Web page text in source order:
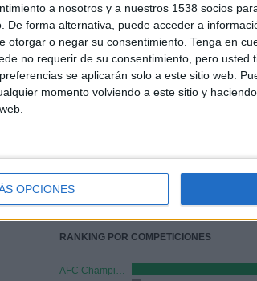
a nosotros y a nuestros 1538 socios
De forma alternativa, puede acceder a
otorgar o negar su consentimiento. Tenga en
no requerir de su consentimiento, pero usted
se aplicarán solo a este sitio web.
momento volviendo a este sitio y
OPCIONES
SIN
0
CONSECUTIVOS
DE PAGO
4
RANKING POR COMPETICIONES
AFC Champions League Elite